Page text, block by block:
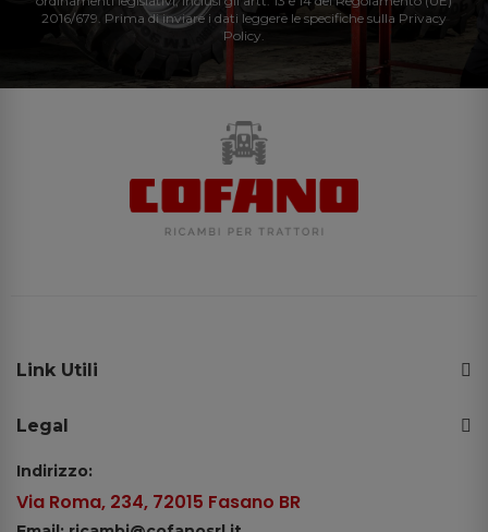
2016/679. Prima di inviare i dati leggere le specifiche sulla Privacy
Policy.
Link Utili
Legal
Indirizzo:
Via Roma, 234, 72015 Fasano BR